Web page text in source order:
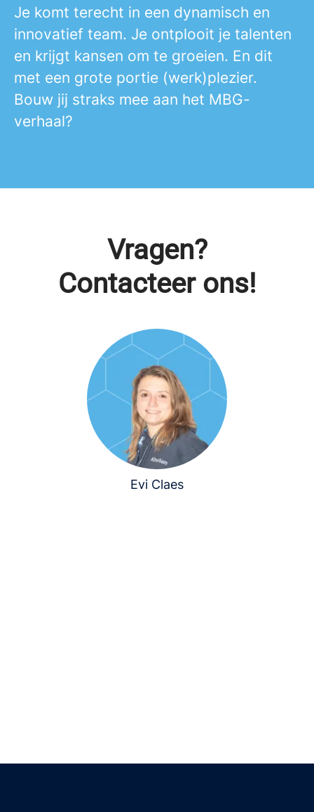
Je komt terecht in een dynamisch en
innovatief team. Je ontplooit je talenten
en krijgt kansen om te groeien. En dit
met een grote portie (werk)plezier.
Bouw jij straks mee aan het MBG-
verhaal?
Vragen?
Contacteer ons!
Evi Claes